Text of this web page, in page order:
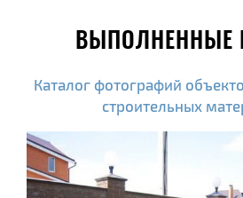
ВЫПОЛНЕННЫЕ
Каталог фотографий
строительных